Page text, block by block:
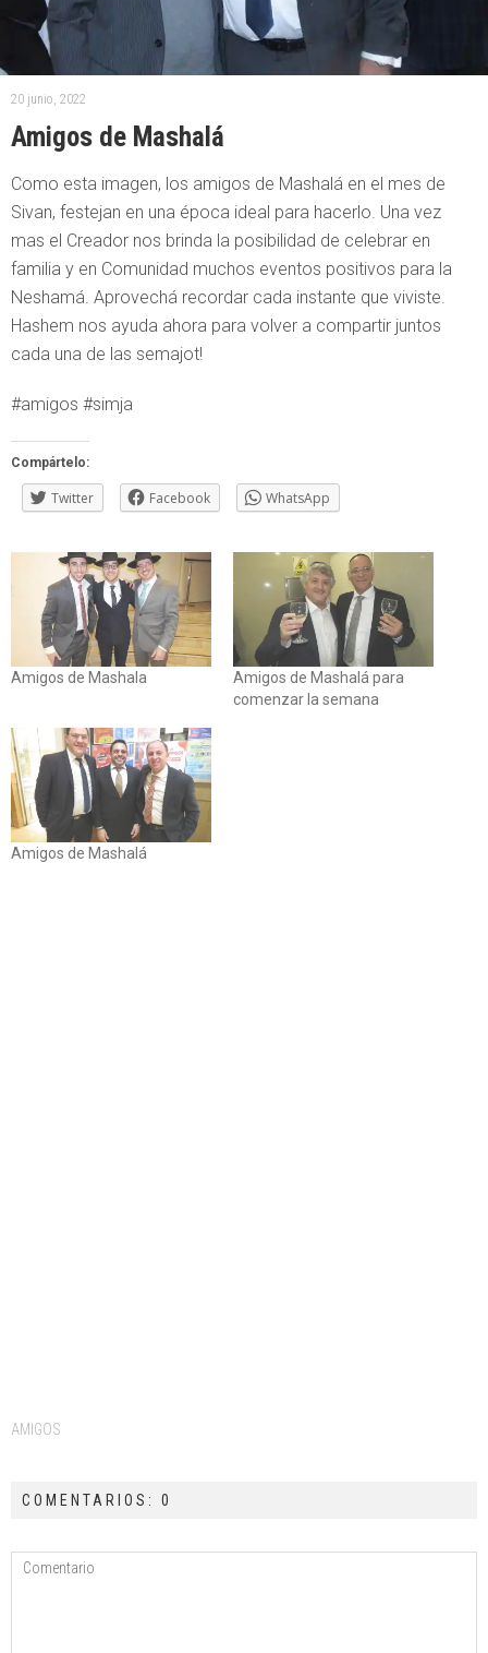
20 junio, 2022
Amigos de Mashalá
Como esta imagen, los amigos de Mashalá en el mes de
Sivan, festejan en una época ideal para hacerlo. Una vez
mas el Creador nos brinda la posibilidad de celebrar en
familia y en Comunidad muchos eventos positivos para la
Neshamá. Aprovechá recordar cada instante que viviste.
Hashem nos ayuda ahora para volver a compartir juntos
cada una de las semajot!
#amigos #simja
Compártelo:
Twitter Facebook WhatsApp
Amigos de Mashala
Amigos de Mashalá para
comenzar la semana
Amigos de Mashalá
Tags:
AMIGOS
COMENTARIOS: 0